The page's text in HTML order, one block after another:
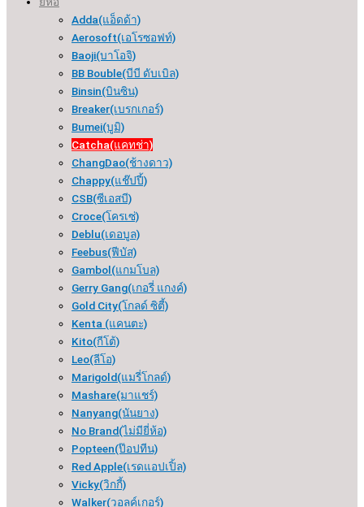
Adda(แอ็ดด้า)
Aerosoft(เอโรซอฟท์)
Baoji(บาโอจิ)
BB Bouble(บีบี ดับเบิล)
Binsin(บินซิน)
Breaker(เบรกเกอร์​)
Bumei(บูมิ)
Catcha(แคทช่า)
ChangDao(ช้างดาว)
Chappy(แช๊ปปี้)
CSB(ซีเอสบี)
Croce(โครเซ่)
Deblu(เดอบูล)
Feebus(ฟีบัส)
Gambol(แกมโบล)
Gerry Gang(เกอรี่ แกงค์)
Gold City(โกลด์ ซิตี้)
Kenta (แคนตะ)
Kito(กีโต้)
Leo(ลีโอ)
Marigold(แมรี่โกลด์)
Mashare(มาแชร์)
Nanyang(นันยาง)
No Brand(ไม่มียี่ห้อ)
Popteen(ป๊อปทีน)
Red Apple(เรดแอปเปิ้ล)
Vicky(วิกกี้)
Walker(วอลค์เกอร์)